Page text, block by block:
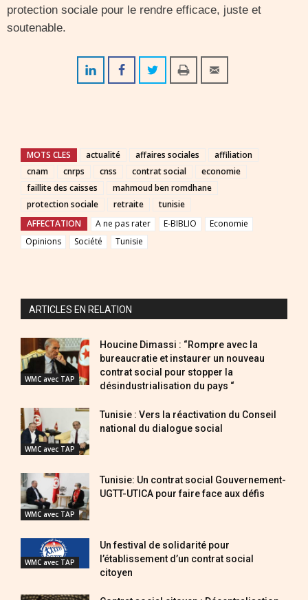
protection sociale pour le rendre efficace, juste et
soutenable.
MOTS CLES actualité affaires sociales
affiliation
cnam
cnrps cnss contrat social
economie
faillite des caisses
mahmoud ben romdhane
protection sociale
retraite
tunisie
AFFECTATION
A ne pas rater E-BIBLIO
Economie
Opinions
Société Tunisie
ARTICLES EN RELATION
WMC avec TAP
Houcine Dimassi : “Rompre avec la
bureaucratie et instaurer un nouveau
contrat social pour stopper la
désindustrialisation du pays “
WMC avec TAP
Tunisie : Vers la réactivation du Conseil
national du dialogue social
WMC avec TAP
Tunisie: Un contrat social Gouvernement-
UGTT-UTICA pour faire face aux défis
WMC avec TAP
Un festival de solidarité pour
l’établissement d’un contrat social
citoyen